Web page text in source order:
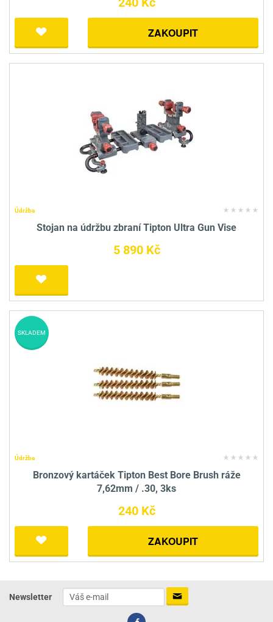
ZAKOUPIT
Údržba
Stojan na údržbu zbraní Tipton Ultra Gun Vise
5 890 Kč
Údržba
Bronzový kartáček Tipton Best Bore Brush ráže
7,62mm / .30, 3ks
240 Kč
ZAKOUPIT
SKLADEM
Newsletter